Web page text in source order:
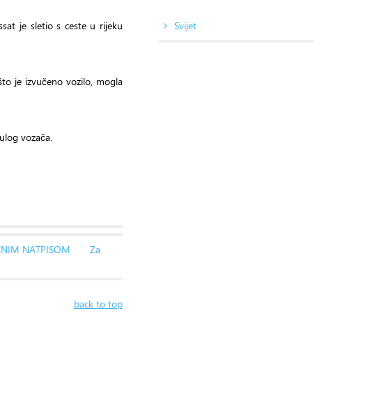
je sletio s ceste u rijeku
je izvučeno vozilo, mogla
vozača.
NATPISOM
Za
back to top
Svijet